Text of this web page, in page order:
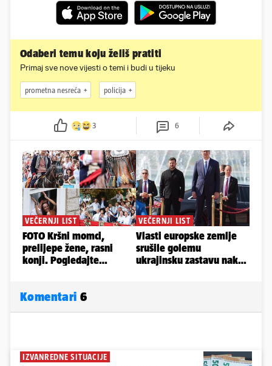
Odaberi temu koju želiš pratiti
Primaj sve nove vijesti o temi i budi u tijeku
prometna nesreća policija
3 6
Komentari 6
IZVANREDNE SITUACIJE